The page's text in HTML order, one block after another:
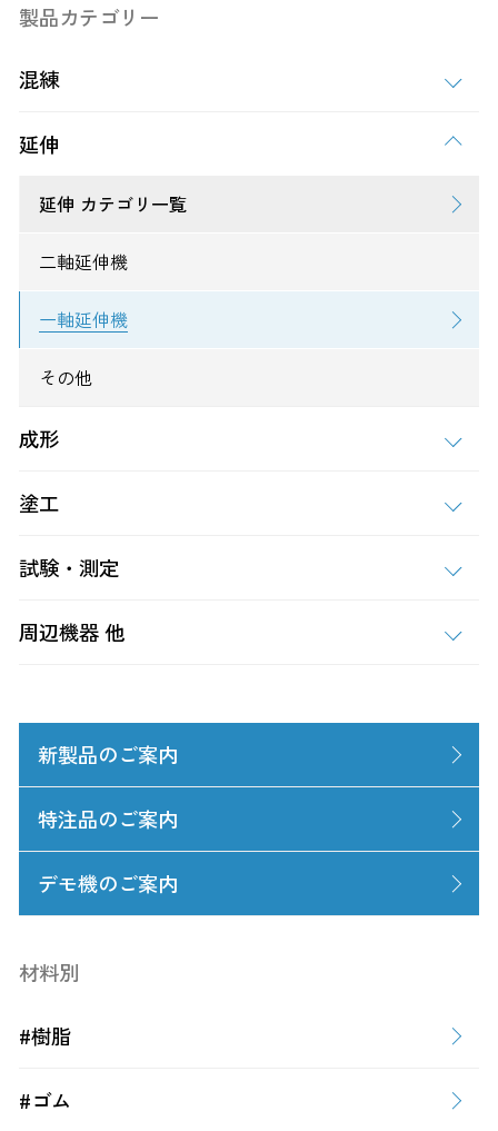
製品カテゴリー
混練
延伸
延伸 カテゴリ一覧
二軸延伸機
一軸延伸機
その他
成形
塗工
試験・測定
周辺機器 他
新製品のご案内
特注品のご案内
デモ機のご案内
材料別
#樹脂
#ゴム